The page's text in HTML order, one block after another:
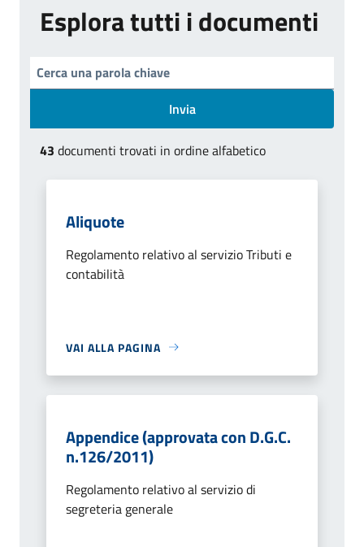
Esplora tutti i documenti
Invia
43 documenti trovati in ordine alfabetico
Aliquote
Regolamento relativo al servizio Tributi e
contabilità
VAI ALLA PAGINA
Appendice (approvata con D.G.C.
n.126/2011)
Regolamento relativo al servizio di
segreteria generale